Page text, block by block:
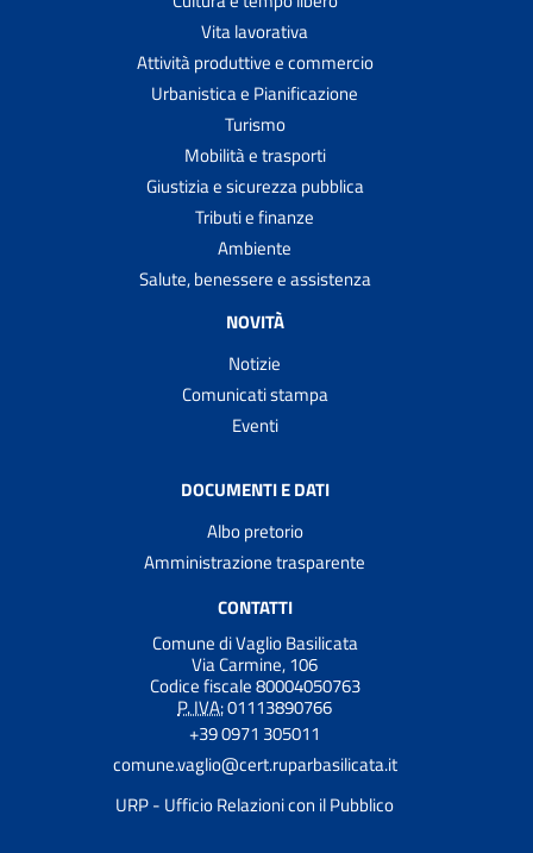
Vita lavorativa
Attività produttive e commercio
Urbanistica e Pianificazione
Turismo
Mobilità e trasporti
Giustizia e sicurezza pubblica
Tributi e finanze
Ambiente
Salute, benessere e assistenza
NOVITÀ
Notizie
Comunicati stampa
Eventi
DOCUMENTI E DATI
Albo pretorio
Amministrazione trasparente
CONTATTI
Comune di Vaglio Basilicata
Via Carmine, 106
Codice fiscale 80004050763
P. IVA:01113890766
+39 0971 305011
comune.vaglio@cert.ruparbasilicata.it
URP - Ufficio Relazioni con il Pubblico